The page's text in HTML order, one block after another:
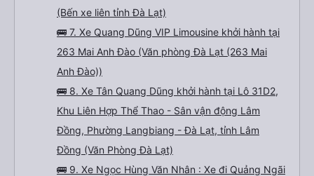
(Bến xe liên tỉnh Đà Lạt)
🚌 7. Xe Quang Dũng VIP Limousine khởi hành tại
263 Mai Anh Đào (Văn phòng Đà Lạt (263 Mai
Anh Đào))
🚌 8. Xe Tân Quang Dũng khởi hành tại Lô 31D2,
Khu Liên Hợp Thể Thao - Sân vận động Lâm
Đồng, Phường Langbiang - Đà Lạt, tỉnh Lâm
Đồng (Văn Phòng Đà Lạt)
🚌 9. Xe Ngọc Hùng Văn Nhân : Xe đi Quảng Ngãi